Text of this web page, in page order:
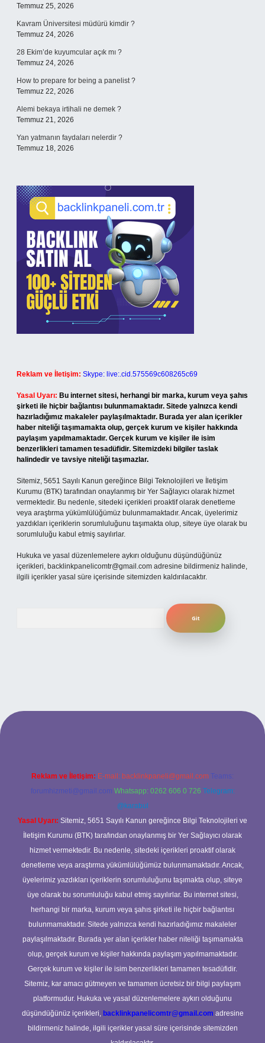
Temmuz 25, 2026
Kavram Üniversitesi müdürü kimdir ?
Temmuz 24, 2026
28 Ekim’de kuyumcular açık mı ?
Temmuz 24, 2026
How to prepare for being a panelist ?
Temmuz 22, 2026
Alemi bekaya irtihali ne demek ?
Temmuz 21, 2026
Yan yatmanın faydaları nelerdir ?
Temmuz 18, 2026
Reklam ve İletişim: Skype: live:.cid.575569c608265c69
Yasal Uyarı: Bu internet sitesi, herhangi bir marka, kurum veya şahıs
şirketi ile hiçbir bağlantısı bulunmamaktadır. Sitede yalnızca kendi
hazırladığımız makaleler paylaşılmaktadır. Burada yer alan içerikler
haber niteliği taşımamakta olup, gerçek kurum ve kişiler hakkında
paylaşım yapılmamaktadır. Gerçek kurum ve kişiler ile isim
benzerlikleri tamamen tesadüfidir. Sitemizdeki bilgiler taslak
halindedir ve tavsiye niteliği taşımazlar.
Sitemiz, 5651 Sayılı Kanun gereğince Bilgi Teknolojileri ve İletişim
Kurumu (BTK) tarafından onaylanmış bir Yer Sağlayıcı olarak hizmet
vermektedir. Bu nedenle, sitedeki içerikleri proaktif olarak denetleme
veya araştırma yükümlülüğümüz bulunmamaktadır. Ancak, üyelerimiz
yazdıkları içeriklerin sorumluluğunu taşımakta olup, siteye üye olarak bu
sorumluluğu kabul etmiş sayılırlar.
Hukuka ve yasal düzenlemelere aykırı olduğunu düşündüğünüz
içerikleri, backlinkpanelicomtr@gmail.com adresine bildirmeniz halinde,
ilgili içerikler yasal süre içerisinde sitemizden kaldırılacaktır.
giriş adresi
Reklam ve İletişim: E-mail: backlinkpaneli@gmail.com Teams:
forumhizmeti@gmail.com Whatsapp: 0262 606 0 726 Telegram:
@karabul
Yasal Uyarı: Sitemiz, 5651 Sayılı Kanun gereğince Bilgi Teknolojileri ve
İletişim Kurumu (BTK) tarafından onaylanmış bir Yer Sağlayıcı olarak
hizmet vermektedir. Bu nedenle, sitedeki içerikleri proaktif olarak
denetleme veya araştırma yükümlülüğümüz bulunmamaktadır. Ancak,
üyelerimiz yazdıkları içeriklerin sorumluluğunu taşımakta olup, siteye
üye olarak bu sorumluluğu kabul etmiş sayılırlar. Bu internet sitesi,
herhangi bir marka, kurum veya şahıs şirketi ile hiçbir bağlantısı
bulunmamaktadır. Sitede yalnızca kendi hazırladığımız makaleler
paylaşılmaktadır. Burada yer alan içerikler haber niteliği taşımamakta
olup, gerçek kurum ve kişiler hakkında paylaşım yapılmamaktadır.
Gerçek kurum ve kişiler ile isim benzerlikleri tamamen tesadüfidir.
Sitemiz, kar amacı gütmeyen ve tamamen ücretsiz bir bilgi paylaşım
platformudur. Hukuka ve yasal düzenlemelere aykırı olduğunu
düşündüğünüz içerikleri, backlinkpanelicomtr@gmail.com adresine
bildirmeniz halinde, ilgili içerikler yasal süre içerisinde sitemizden